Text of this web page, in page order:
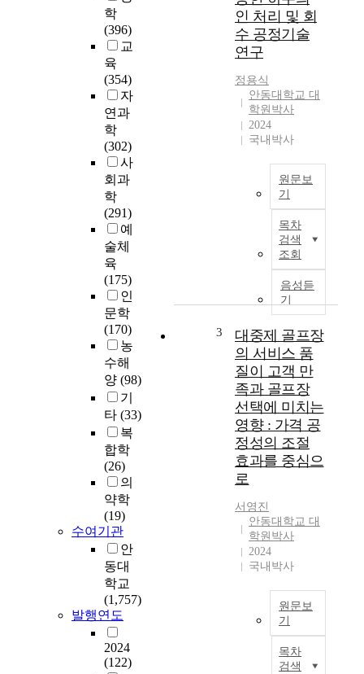
학
(396)
교
육
(354)
자
연과
학
(302)
사
회과
학
(291)
예
술체
육
(175)
인
문학
(170)
농
수해
양 (98)
기
타 (33)
복
합학
(26)
의
약학
(19)
수여기관
안
동대
학교
(1,757)
발행연도
2024
(122)
인 처리 및 회
수 공정기술
연구
정용식
안동대학교 대
학원박사
2024
국내박사
원문보
기
목차
검색
조회
음성듣
기
3
대중제 골프장
의 서비스 품
질이 고객 만
족과 골프장
선택에 미치는
영향 : 가격 공
정성의 조절
효과를 중심으
로
서영진
안동대학교 대
학원박사
2024
국내박사
원문보
기
목차
검색